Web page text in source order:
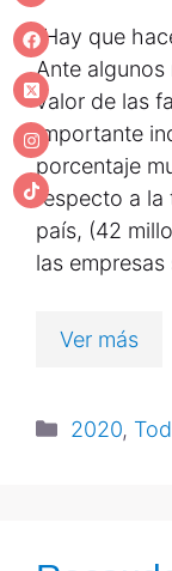
“Hay que
Ante algunos
valor de las
importante
porcentaje
respecto a
país, (42
las
Ver más
2020,